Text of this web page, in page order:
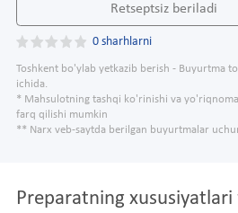
Retseptsiz beriladi
0 sharhlarni
Toshkent bo'ylab yetkazib berish - Buyurtma
ichida.
* Mahsulotning tashqi ko'rinishi va
farq qilishi mumkin
** Narx veb-saytda berilgan buyurtmalar
Preparatning xususiyatlari